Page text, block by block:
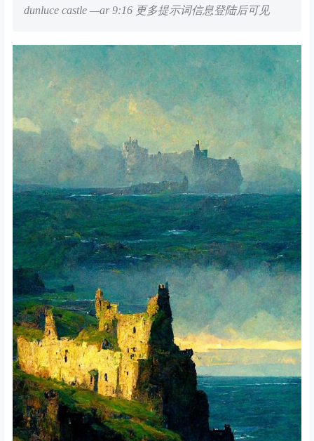
dunluce castle —ar 9:16 更多提示词信息登陆后可见